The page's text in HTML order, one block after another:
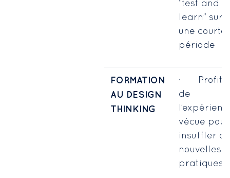
“test and
learn” sur
une courte
période
FORMATION
AU DESIGN
THINKING
·
de
vécue pour
insuffler
nouvelles
pratiques